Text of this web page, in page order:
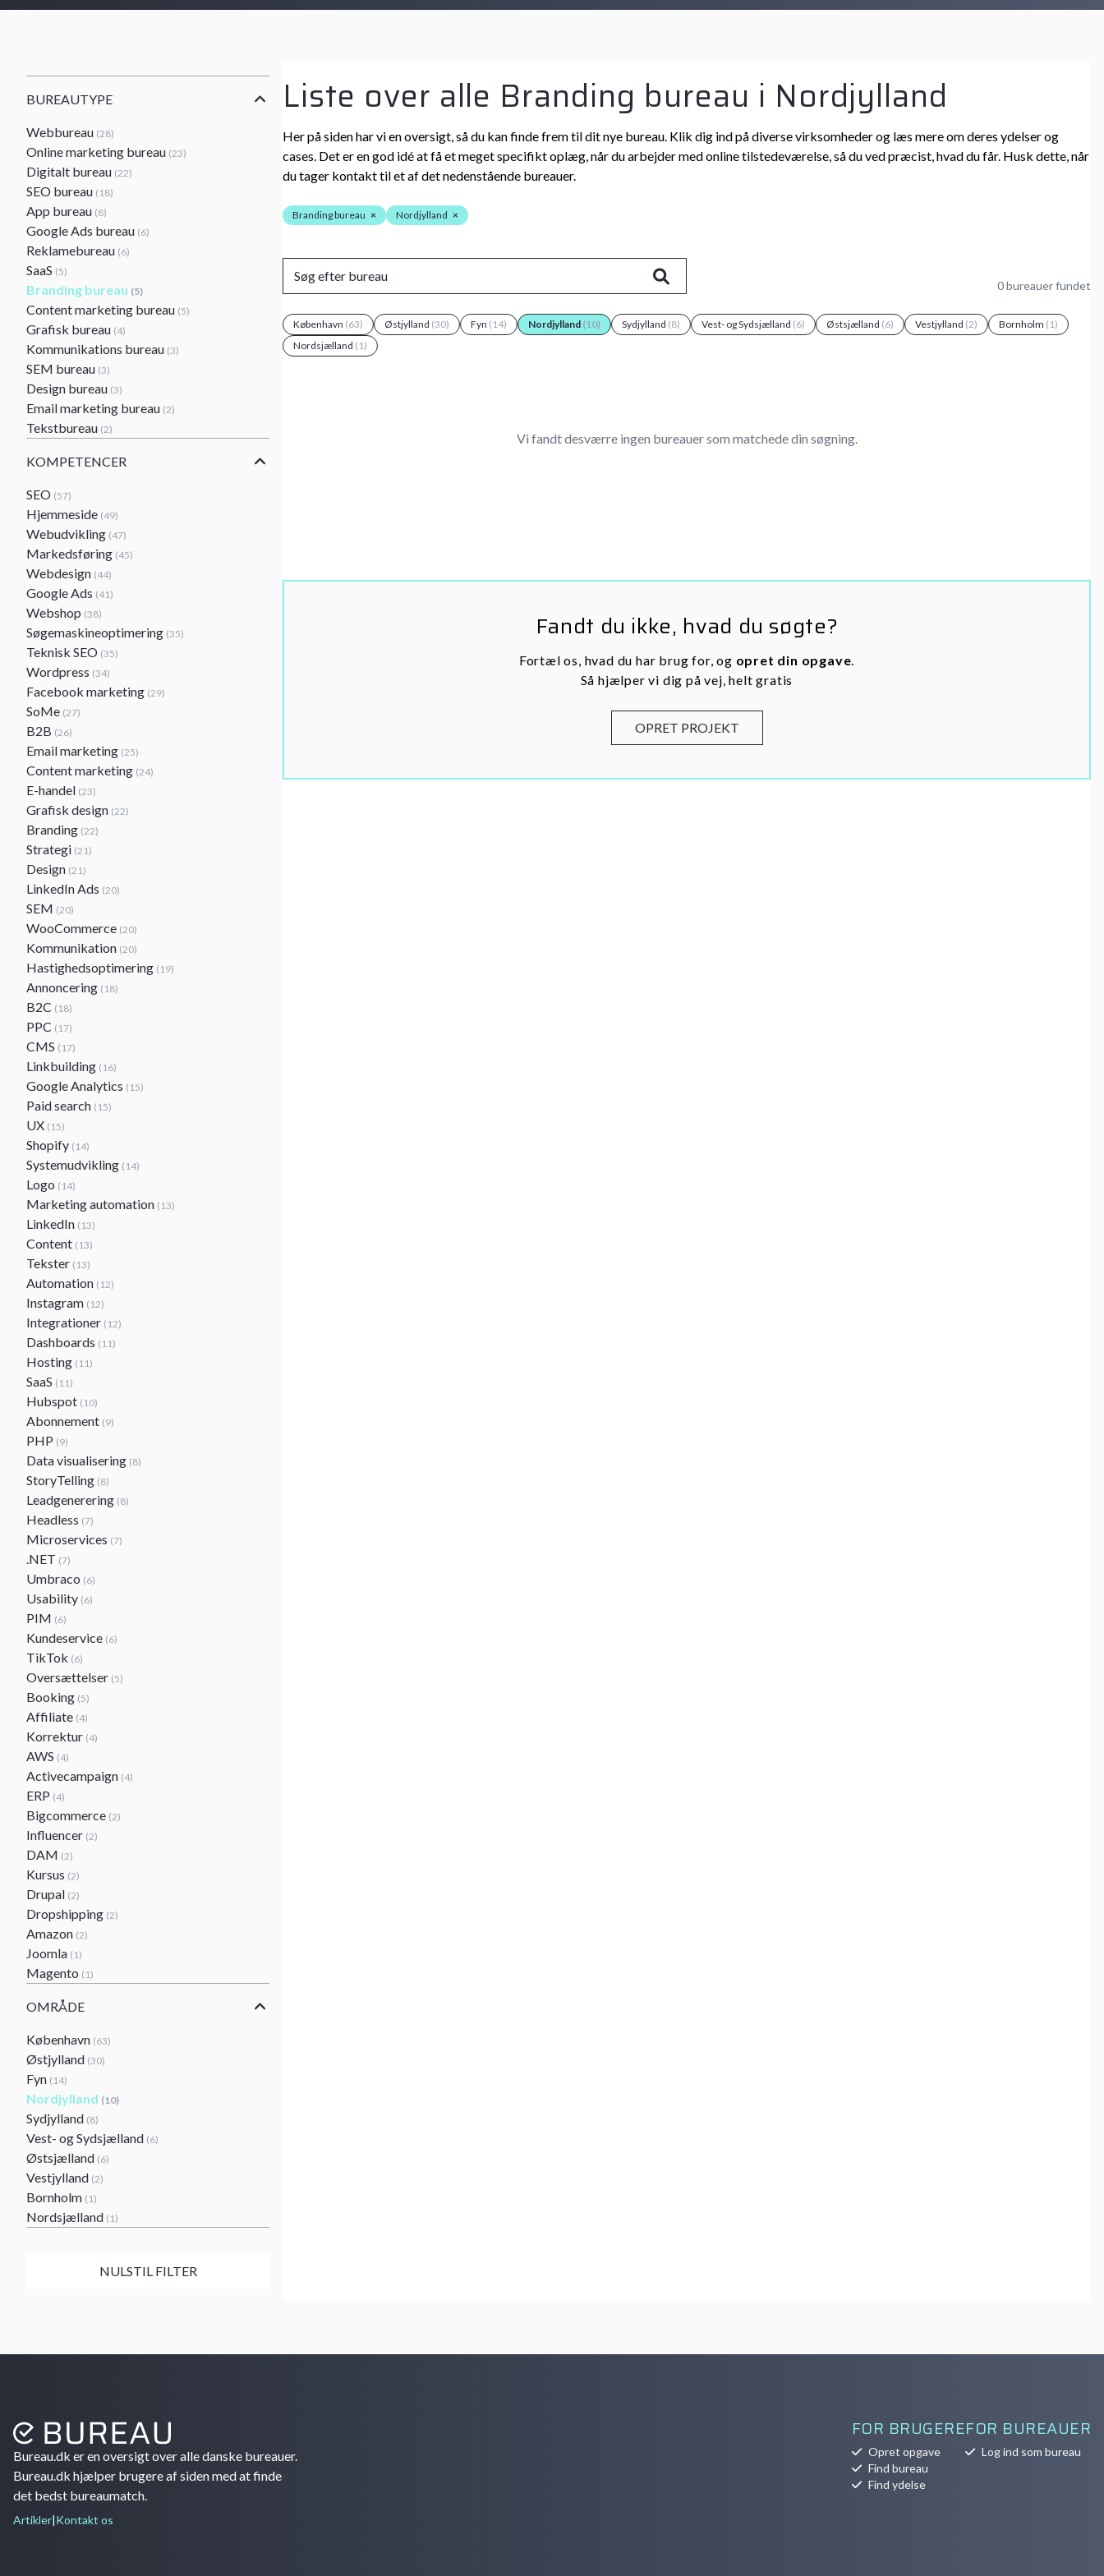
BUREAUTYPE
Webbureau (28)
Online marketing bureau (23)
Digitalt bureau (22)
SEO bureau (18)
App bureau (8)
Google Ads bureau (6)
Reklamebureau (6)
SaaS (5)
Branding bureau (5)
Content marketing bureau (5)
Grafisk bureau (4)
Kommunikations bureau (3)
SEM bureau (3)
Design bureau (3)
Email marketing bureau (2)
Tekstbureau (2)
KOMPETENCER
SEO (57)
Hjemmeside (49)
Webudvikling (47)
Markedsføring (45)
Webdesign (44)
Google Ads (41)
Webshop (38)
Søgemaskineoptimering (35)
Teknisk SEO (35)
Wordpress (34)
Facebook marketing (29)
SoMe (27)
B2B (26)
Email marketing (25)
Content marketing (24)
E-handel (23)
Grafisk design (22)
Branding (22)
Strategi (21)
Design (21)
LinkedIn Ads (20)
SEM (20)
WooCommerce (20)
Kommunikation (20)
Hastighedsoptimering (19)
Annoncering (18)
B2C (18)
PPC (17)
CMS (17)
Linkbuilding (16)
Google Analytics (15)
Paid search (15)
UX (15)
Shopify (14)
Systemudvikling (14)
Logo (14)
Marketing automation (13)
LinkedIn (13)
Content (13)
Tekster (13)
Automation (12)
Instagram (12)
Integrationer (12)
Dashboards (11)
Hosting (11)
SaaS (11)
Hubspot (10)
Abonnement (9)
PHP (9)
Data visualisering (8)
StoryTelling (8)
Leadgenerering (8)
Headless (7)
Microservices (7)
.NET (7)
Umbraco (6)
Usability (6)
PIM (6)
Kundeservice (6)
TikTok (6)
Oversættelser (5)
Booking (5)
Affiliate (4)
Korrektur (4)
AWS (4)
Activecampaign (4)
ERP (4)
Bigcommerce (2)
Influencer (2)
DAM (2)
Kursus (2)
Drupal (2)
Dropshipping (2)
Amazon (2)
Joomla (1)
Magento (1)
OMRÅDE
København (63)
Østjylland (30)
Fyn (14)
Nordjylland (10)
Sydjylland (8)
Vest- og Sydsjælland (6)
Østsjælland (6)
Vestjylland (2)
Bornholm (1)
Nordsjælland (1)
NULSTIL FILTER
Liste over alle Branding bureau i Nordjylland
Her på siden har vi en oversigt, så du kan finde frem til dit nye bureau. Klik dig ind på diverse virksomheder og læs mere om deres ydelser og
cases. Det er en god idé at få et meget specifikt oplæg, når du arbejder med online tilstedeværelse, så du ved præcist, hvad du får. Husk dette, når
du tager kontakt til et af det nedenstående bureauer.
Branding bureau × Nordjylland ×
0 bureauer fundet
København (63) Østjylland (30) Fyn (14) Nordjylland (10) Sydjylland (8) Vest- og Sydsjælland (6) Østsjælland (6) Vestjylland (2) Bornholm (1)
Nordsjælland (1)
Vi fandt desværre ingen bureauer som matchede din søgning.
Fandt du ikke, hvad du søgte?
Fortæl os, hvad du har brug for, og opret din opgave.
Så hjælper vi dig på vej, helt gratis
OPRET PROJEKT
Bureau.dk er en oversigt over alle danske bureauer.
Bureau.dk hjælper brugere af siden med at finde
det bedst bureaumatch.
Artikler|Kontakt os
FOR BRUGERE
Opret opgave
Find bureau
Find ydelse
FOR BUREAUER
Log ind som bureau